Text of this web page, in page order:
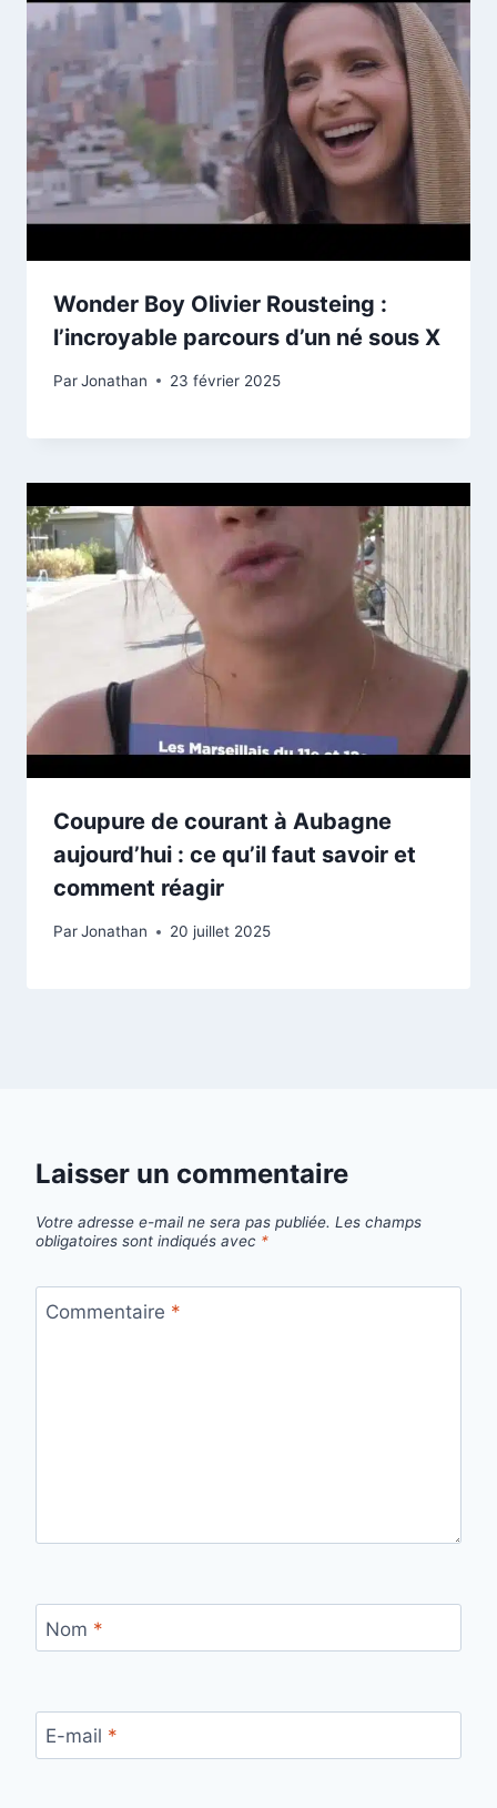
Wonder Boy Olivier Rousteing :
l’incroyable parcours d’un né sous X
ParJonathan 23 février 2025
Coupure de courant à Aubagne
aujourd’hui : ce qu’il faut savoir et
comment réagir
ParJonathan 20 juillet 2025
Laisser un commentaire
Votre adresse e-mail ne sera pas publiée. Les champs
obligatoires sont indiqués avec *
Commentaire *
Nom *
E-mail *